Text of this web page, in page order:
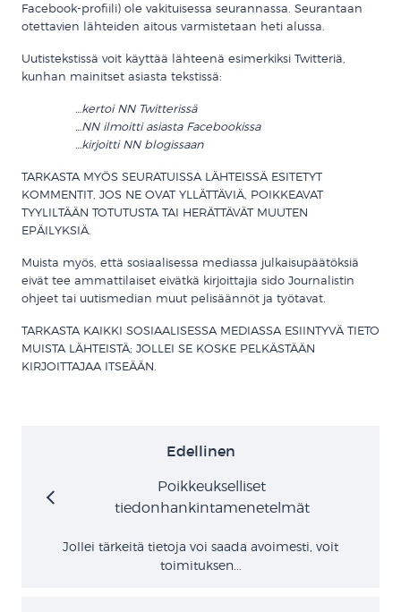
Facebook-profiili) ole vakituisessa seurannassa. Seurantaan
otettavien lähteiden aitous varmistetaan heti alussa.
Uutistekstissä voit käyttää lähteenä esimerkiksi Twitteriä,
kunhan mainitset asiasta tekstissä:
…kertoi NN Twitterissä
…NN ilmoitti asiasta Facebookissa
…kirjoitti NN blogissaan
TARKASTA MYÖS SEURATUISSA LÄHTEISSÄ ESITETYT
KOMMENTIT, JOS NE OVAT YLLÄTTÄVIÄ, POIKKEAVAT
TYYLILTÄÄN TOTUTUSTA TAI HERÄTTÄVÄT MUUTEN
EPÄILYKSIÄ.
Muista myös, että sosiaalisessa mediassa julkaisupäätöksiä
eivät tee ammattilaiset eivätkä kirjoittajia sido Journalistin
ohjeet tai uutismedian muut pelisäännöt ja työtavat.
TARKASTA KAIKKI SOSIAALISESSA MEDIASSA ESIINTYVÄ TIETO
MUISTA LÄHTEISTÄ; JOLLEI SE KOSKE PELKÄSTÄÄN
KIRJOITTAJAA ITSEÄÄN.
Edellinen
Poikkeukselliset
tiedonhankintamenetelmät
Jollei tärkeitä tietoja voi saada avoimesti, voit
toimituksen...